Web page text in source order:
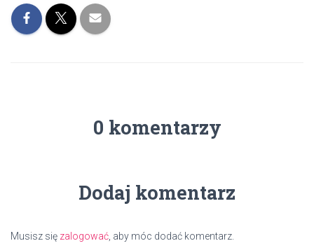
0 komentarzy
Dodaj komentarz
Musisz się zalogować , aby móc dodać komentarz.